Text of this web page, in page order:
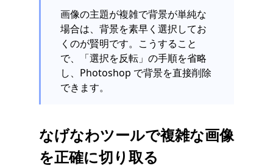
画像の主題が複雑で背景が単純な
場合は、背景を素早く選択してお
くのが賢明です。こうすること
で、「選択を反転」の手順を省略
し、Photoshop で背景を直接削除
できます。
なげなわツールで複雑な画像
を正確に切り取る